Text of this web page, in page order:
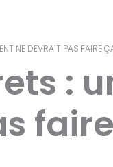
NE DEVRAIT PAS FAIRE
: